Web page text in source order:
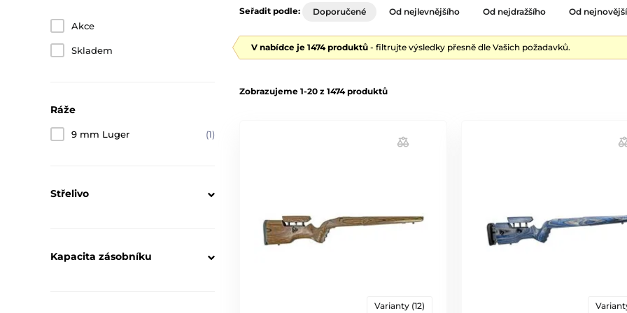
Akce
Skladem
Ráže
9 mm Luger (1)
Střelivo
Kapacita zásobníku
Seřadit podle: Doporučené Od nejlevnějšího Od nejdražšího Od
V nabídce je 1474 produktů - filtrujte výsledky přesně dle Vašich požadavků.
Zobrazujeme 1-20 z 1474 produktů
Varianty (12)